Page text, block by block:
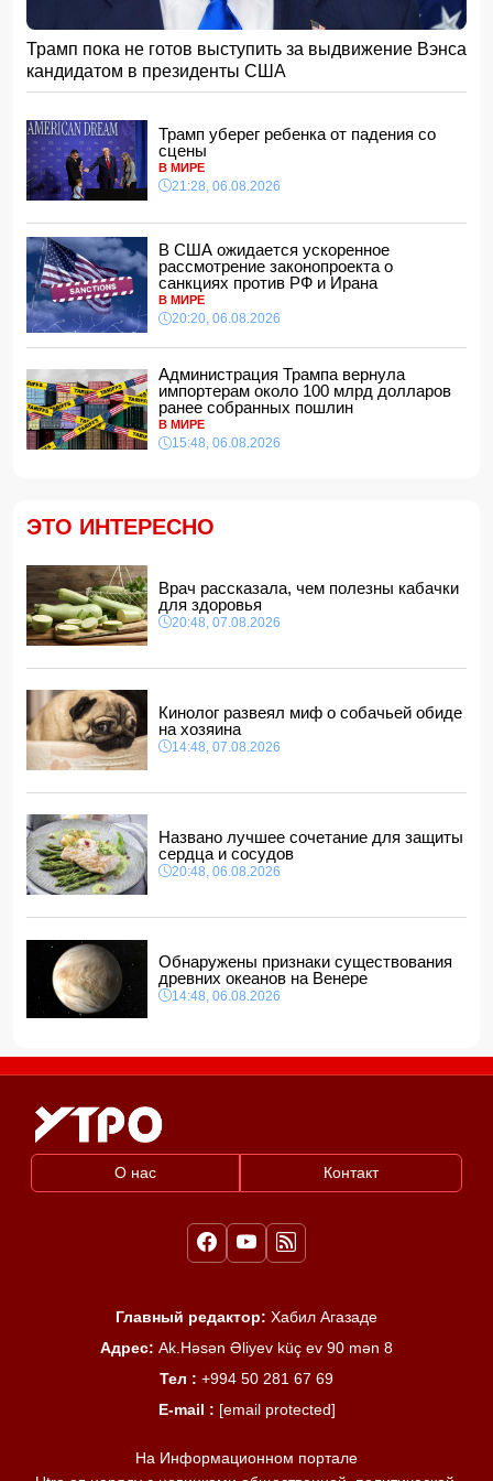
Алтай Байындыр продолжит карьеру в Ла Лиге
15:08, 07.08.2026
ВС РФ взяли под контроль Анискино в Харьковской
области
15:00, 07.08.2026
Кинолог развеял миф о собачьей обиде на хозяина
14:48, 07.08.2026
По делу Arzum 9999 назначена повторная комплексная
экспертиза
ЕС ввел новые санкции против России
14:34, 07.08.2026
Ужасающие подробности убийства мужа и жены в
Тертерском районе
14:28, 07.08.2026
14:14, 07.08.2026
Сына Абеля Магеррамова отозвали от должности посла
14:10, 07.08.2026
14:04, 07.08.2026
дипломатами
14:00, 07.08.2026
Прогноз погоды в Азербайджане на 8 августа
12:48, 07.08.2026
В Азербайджане ищут сотрудников с зарплатой до 10
12:40, 07.08.2026
Трамп пока не готов выступить за выдвижение Вэнса
кандидатом в президенты США
Трамп уберег ребенка от падения со
сцены
В МИРЕ
21:28, 06.08.2026
В США ожидается ускоренное
рассмотрение законопроекта о
санкциях против РФ и Ирана
В МИРЕ
20:20, 06.08.2026
Администрация Трампа вернула
импортерам около 100 млрд долларов
ранее собранных пошлин
В МИРЕ
15:48, 06.08.2026
ЭТО ИНТЕРЕСНО
Врач рассказала, чем полезны кабачки
для здоровья
20:48, 07.08.2026
Кинолог развеял миф о собачьей обиде
на хозяина
14:48, 07.08.2026
Названо лучшее сочетание для защиты
сердца и сосудов
20:48, 06.08.2026
Обнаружены признаки существования
древних океанов на Венере
14:48, 06.08.2026
О нас Контакт
Главный редактор: Хабил Агазаде
Адрес: Ak.Həsən Əliyev küç ev 90 mən 8
Тел : +994 50 281 67 69
E-mail : [email protected]
На Информационном портале